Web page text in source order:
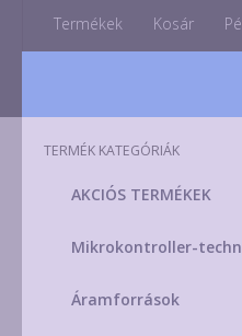
Termékek Kosár
TERMÉK KATEGÓRIÁK
AKCIÓS TERMÉKEK
Mikrokontroller-
Áramforrások